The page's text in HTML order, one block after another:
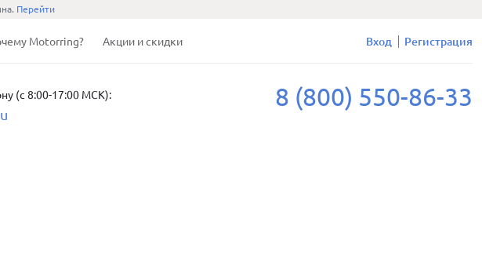
Перейти
Motorring? Акции и скидки Вход Регистрация
(с 8:00-17:00 МСК): 8 (800) 550-86-33